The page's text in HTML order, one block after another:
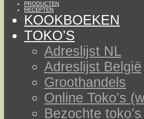
PRODUCTEN
RECEPTEN
KOOKBOEKEN
TOKO’S
Adreslijst NL
Adreslijst België
Groothandels
Online Toko’s
Bezochte